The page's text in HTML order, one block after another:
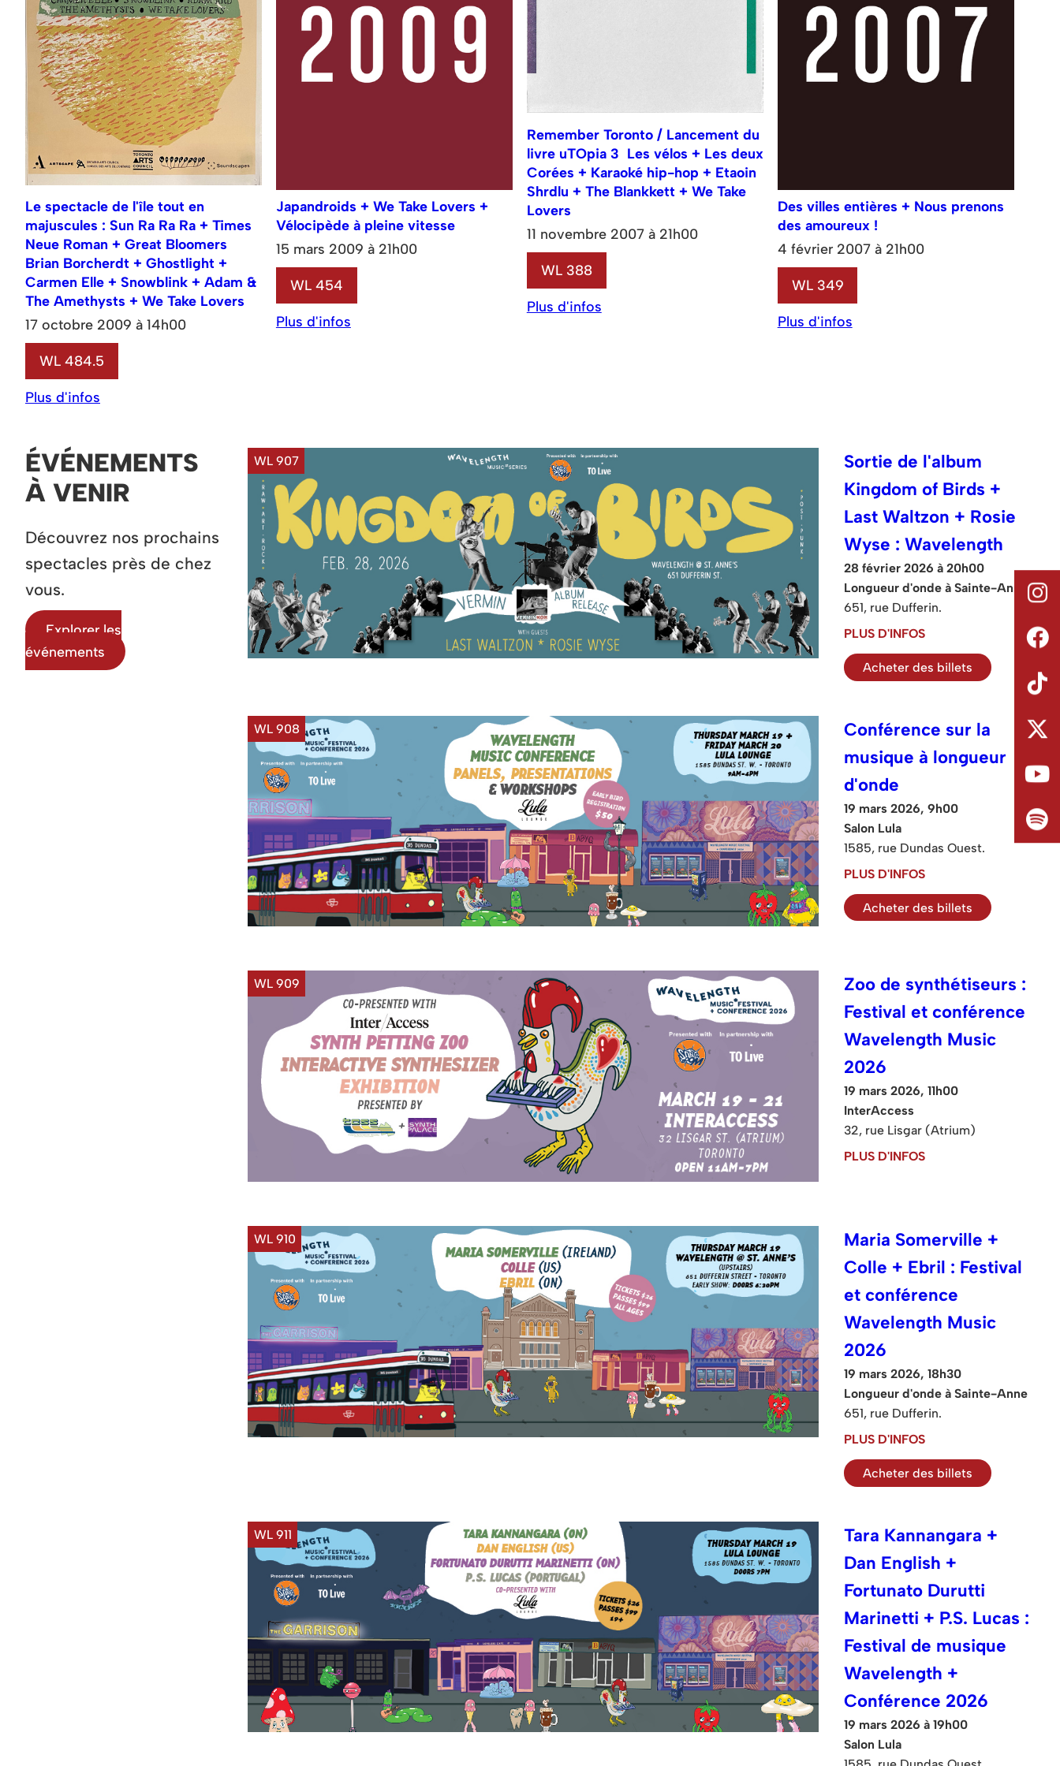
Le spectacle de l'île tout en
majuscules : Sun Ra Ra Ra + Times
Neue Roman + Great Bloomers
Brian Borcherdt + Ghostlight +
Carmen Elle + Snowblink + Adam &
The Amethysts + We Take Lovers
17 octobre 2009 à 14h00
WL 484.5
Plus d'infos
Japandroids + We Take Lovers +
Vélocipède à pleine vitesse
15 mars 2009 à 21h00
WL 454
Plus d'infos
Remember Toronto / Lancement du
livre uTOpia 3 Les vélos + Les deux
Corées + Karaoké hip-hop + Etaoin
Shrdlu + The Blankkett + We Take
Lovers
11 novembre 2007 à 21h00
WL 388
Plus d'infos
Des villes entières + Nous prenons
des amoureux !
4 février 2007 à 21h00
WL 349
Plus d'infos
ÉVÉNEMENTS
À VENIR
Découvrez nos prochains
spectacles près de chez
vous.
Explorer les
événements
WL 907
Sortie de l'album
Kingdom of Birds +
Last Waltzon + Rosie
Wyse : Wavelength
28 février 2026 à 20h00
Longueur d'onde à Sainte-Anne
651, rue Dufferin.
PLUS D'INFOS
Acheter des billets
WL 908
Conférence sur la
musique à longueur
d'onde
19 mars 2026, 9h00
Salon Lula
1585, rue Dundas Ouest.
PLUS D'INFOS
Acheter des billets
WL 909
Zoo de synthétiseurs :
Festival et conférence
Wavelength Music
2026
19 mars 2026, 11h00
InterAccess
32, rue Lisgar (Atrium)
PLUS D'INFOS
WL 910
Maria Somerville +
Colle + Ebril : Festival
et conférence
Wavelength Music
2026
19 mars 2026, 18h30
Longueur d'onde à Sainte-Anne
651, rue Dufferin.
PLUS D'INFOS
Acheter des billets
WL 911
Tara Kannangara +
Dan English +
Fortunato Durutti
Marinetti + P.S. Lucas :
Festival de musique
Wavelength +
Conférence 2026
19 mars 2026 à 19h00
Salon Lula